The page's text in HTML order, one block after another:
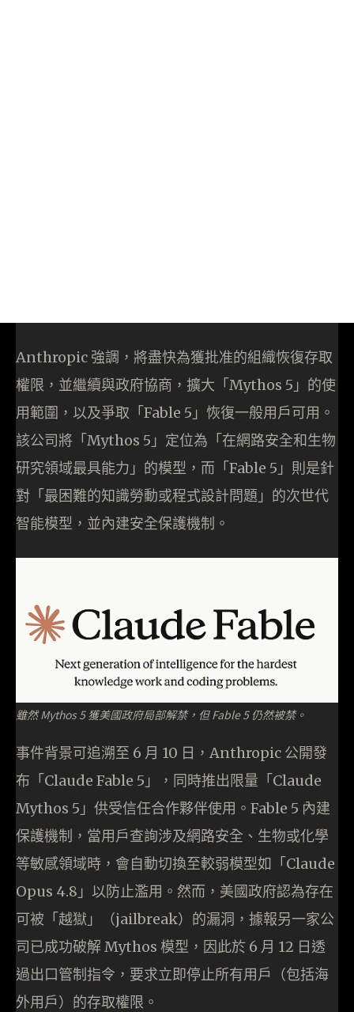
Anthropic 強調，將盡快為獲批准的組織恢復存取
權限，並繼續與政府協商，擴大「Mythos 5」的使
用範圍，以及爭取「Fable 5」恢復一般用戶可用。
該公司將「Mythos 5」定位為「在網路安全和生物
研究領域最具能力」的模型，而「Fable 5」則是針
對「最困難的知識勞動或程式設計問題」的次世代
智能模型，並內建安全保護機制。
雖然 Mythos 5 獲美國政府局部解禁，但 Fable 5 仍然被禁。
事件背景可追溯至 6 月 10 日，Anthropic 公開發
布「Claude Fable 5」，同時推出限量「Claude
Mythos 5」供受信任合作夥伴使用。Fable 5 內建
保護機制，當用戶查詢涉及網路安全、生物或化學
等敏感領域時，會自動切換至較弱模型如「Claude
Opus 4.8」以防止濫用。然而，美國政府認為存在
可被「越獄」（jailbreak）的漏洞，據報另一家公
司已成功破解 Mythos 模型，因此於 6 月 12 日透
過出口管制指令，要求立即停止所有用戶（包括海
外用戶）的存取權限。